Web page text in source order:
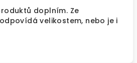
doplním. Ze
velikostem, nebo je i